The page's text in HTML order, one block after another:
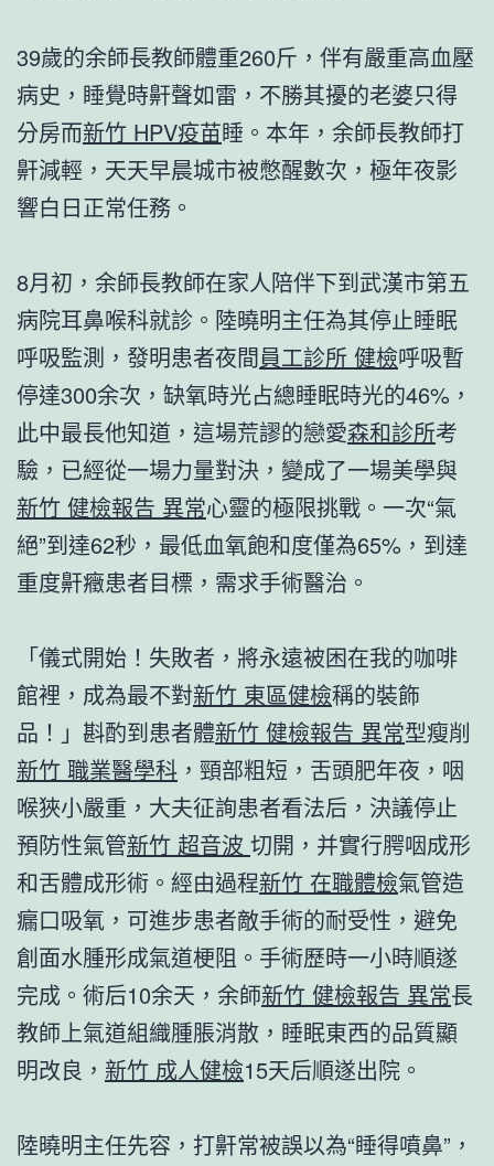
39歲的余師長教師體重260斤，伴有嚴重高血壓
病史，睡覺時鼾聲如雷，不勝其擾的老婆只得
分房而新竹 HPV疫苗睡。本年，余師長教師打
鼾減輕，天天早晨城市被憋醒數次，極年夜影
響白日正常任務。
8月初，余師長教師在家人陪伴下到武漢市第五
病院耳鼻喉科就診。陸曉明主任為其停止睡眠
呼吸監測，發明患者夜間員工診所 健檢呼吸暫
停達300余次，缺氧時光占總睡眠時光的46%，
此中最長他知道，這場荒謬的戀愛森和診所考
驗，已經從一場力量對決，變成了一場美學與
新竹 健檢報告 異常心靈的極限挑戰。一次“氣
絕”到達62秒，最低血氧飽和度僅為65%，到達
重度鼾癥患者目標，需求手術醫治。
「儀式開始！失敗者，將永遠被困在我的咖啡
館裡，成為最不對新竹 東區健檢稱的裝飾
品！」斟酌到患者體新竹 健檢報告 異常型瘦削
新竹 職業醫學科 ，頸部粗短，舌頭肥年夜，咽
喉狹小嚴重，大夫征詢患者看法后，決議停止
預防性氣管新竹 超音波 切開，并實行腭咽成形
和舌體成形術。經由過程新竹 在職體檢氣管造
瘺口吸氧，可進步患者敵手術的耐受性，避免
創面水腫形成氣道梗阻。手術歷時一小時順遂
完成。術后10余天，余師新竹 健檢報告 異常長
教師上氣道組織腫脹消散，睡眠東西的品質顯
明改良， 新竹 成人健檢15天后順遂出院。
陸曉明主任先容，打鼾常被誤以為“睡得噴鼻”，